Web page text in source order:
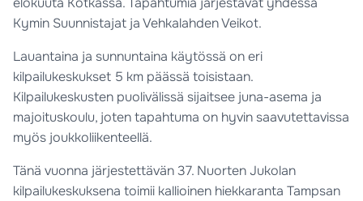
Kymin Suunnistajat ja Vehkalahden Veikot.
Lauantaina ja sunnuntaina käytössä on eri
kilpailukeskukset 5 km päässä toisistaan.
Kilpailukeskusten puolivälissä sijaitsee juna-asema ja
majoituskoulu, joten tapahtuma on hyvin saavutettavissa
myös joukkoliikenteellä.
Tänä vuonna järjestettävän 37. Nuorten Jukolan
kilpailukeskuksena toimii kallioinen hiekkaranta Tampsan